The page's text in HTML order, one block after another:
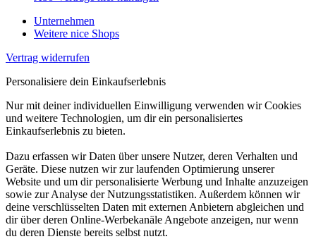
Unternehmen
Weitere nice Shops
Vertrag widerrufen
Personalisiere dein Einkaufserlebnis
Nur mit deiner individuellen Einwilligung verwenden wir Cookies
und weitere Technologien, um dir ein personalisiertes
Einkaufserlebnis zu bieten.
Dazu erfassen wir Daten über unsere Nutzer, deren Verhalten und
Geräte. Diese nutzen wir zur laufenden Optimierung unserer
Website und um dir personalisierte Werbung und Inhalte anzuzeigen
sowie zur Analyse der Nutzungsstatistiken. Außerdem können wir
deine verschlüsselten Daten mit externen Anbietern abgleichen und
dir über deren Online-Werbekanäle Angebote anzeigen, nur wenn
du deren Dienste bereits selbst nutzt.